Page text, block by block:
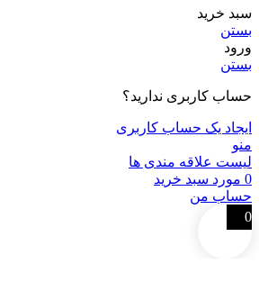
سبد خرید
بستن
ورود
بستن
حساب کاربری ندارید؟
ایجاد یک حساب کاربری
منو
لیست علاقه مندی ها
0 مورد سبد خرید
حساب من
0